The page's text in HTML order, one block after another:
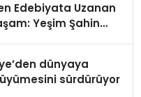
Edebiyata Uzanan
Yeşim Şahin
dünyaya
sürdürüyor